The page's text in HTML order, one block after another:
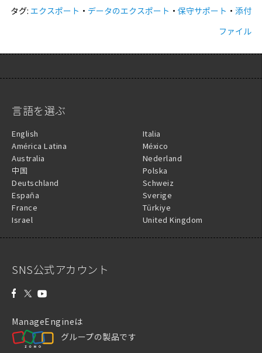
タグ:エクスポート ・ データのエクスポート ・保守サポート ・ 添付
ファイル
言語を選ぶ
English
América Latina
Australia
中国
Deutschland
España
France
Israel
Italia
México
Nederland
Polska
Schweiz
Sverige
Türkiye
United Kingdom
SNS公式アカウント
ManageEngineは
グループの製品です